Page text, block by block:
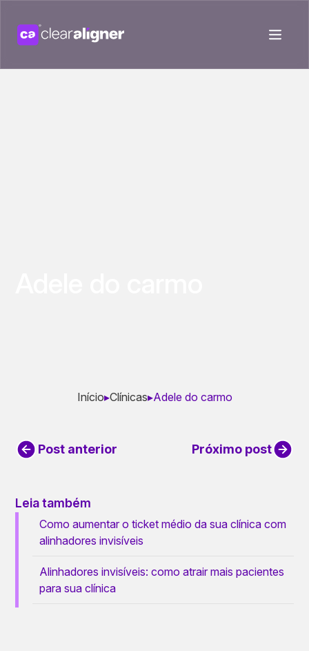
Início▸Clínicas▸Adele do carmo
Post anterior Próximo post
Leia também
Como aumentar o ticket médio da sua clínica com
alinhadores invisíveis
Alinhadores invisíveis: como atrair mais pacientes
para sua clínica